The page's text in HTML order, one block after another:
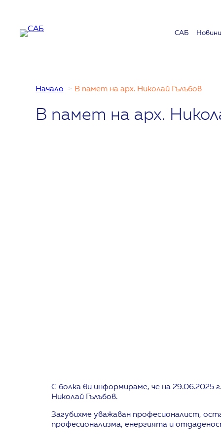
САБ Новини
Начало В памет на арх. Николай Гълъбов
В памет на арх.
С болка ви информираме, че на 29.06.2025
Николай Гълъбов.
Загубихме уважаван професионалист,
професионализма, енергията и